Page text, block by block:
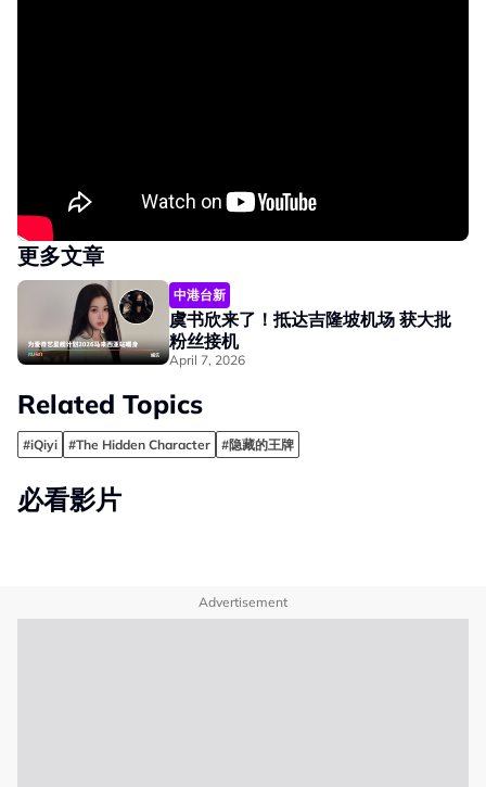
更多文章
中港台新
虞书欣来了！抵达吉隆坡机场 获大批
粉丝接机
April 7, 2026
Related Topics
#iQiyi #The Hidden Character #隐藏的王牌
必看影片
Advertisement